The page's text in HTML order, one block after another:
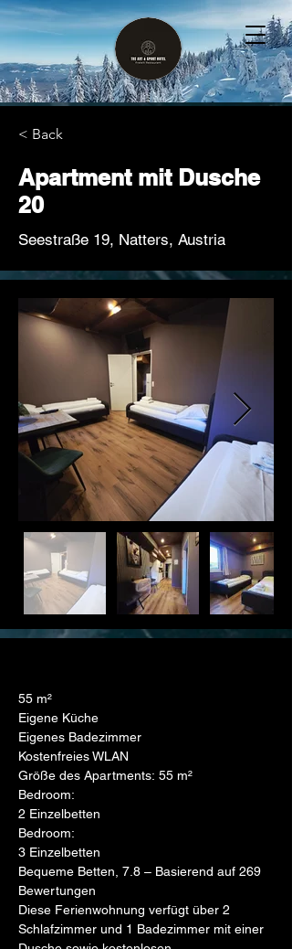
< Back
Apartment mit Dusche
20
Seestraße 19, Natters, Austria
55 m²
Eigene Küche
Eigenes Badezimmer
Kostenfreies WLAN
Größe des Apartments: 55 m²
Bedroom:
2 Einzelbetten
Bedroom:
3 Einzelbetten
Bequeme Betten, 7.8 – Basierend auf 269
Bewertungen
Diese Ferienwohnung verfügt über 2
Schlafzimmer und 1 Badezimmer mit einer